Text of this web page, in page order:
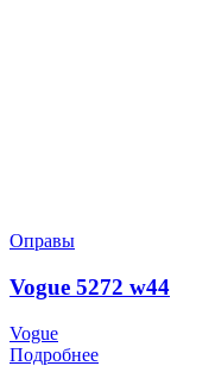
Оправы
Vogue 5272 w44
Vogue
Подробнее